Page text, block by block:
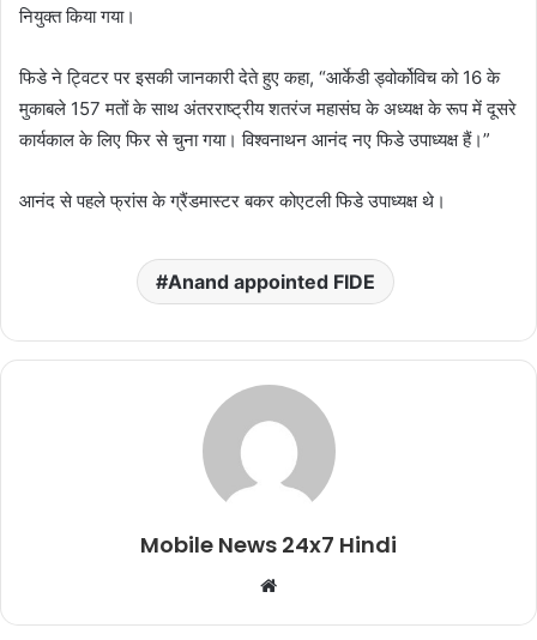
नियुक्त किया गया।
फिडे ने ट्विटर पर इसकी जानकारी देते हुए कहा, “आर्केडी ड्वोर्कोविच को 16 के
मुकाबले 157 मतों के साथ अंतरराष्ट्रीय शतरंज महासंघ के अध्यक्ष के रूप में दूसरे
कार्यकाल के लिए फिर से चुना गया। विश्वनाथन आनंद नए फिडे उपाध्यक्ष हैं।”
आनंद से पहले फ्रांस के ग्रैंडमास्टर बकर कोएटली फिडे उपाध्यक्ष थे।
Anand appointed FIDE
Mobile News 24x7 Hindi
Website